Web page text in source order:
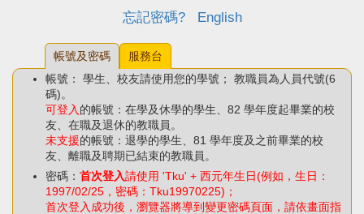
忘記密碼? English
帳號及密碼
服務台
帳號： 學生、校友請使用您的學號； 教職員為人員代號(6
碼)。
可登入 的帳號：在學及休學的學生、82 學年度起畢業的校
友、在職及退休的教職員。
未支援的帳號：退學的學生、81 學年度及之前畢業的校
友、離職及聘期已結束的教職員。
密碼： 首次登入請使用 'Tku' + 西元年生日(例如，生日：
1997/02/25，密碼：Tku19970225)；
首次登入成功後，瀏覽器將導到變更密碼頁面，請依畫面指